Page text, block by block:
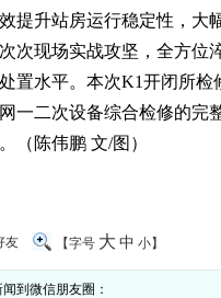
提升站房运行稳定性，大
次现场实战攻坚，全方位
置水平。本次K1开闭所
一二次设备综合检修的完
（陈伟鹏 文/图）
友 【字号 大 中 小】
到微信朋友圈：